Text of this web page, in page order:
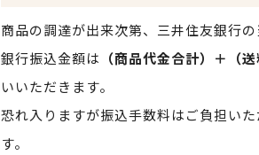
商品の調達が出来次第、三井住友銀行の
銀行振込金額は （商品代金合計）＋（
いいただきます。
恐れ入りますが振込手数料はご負担い
す。